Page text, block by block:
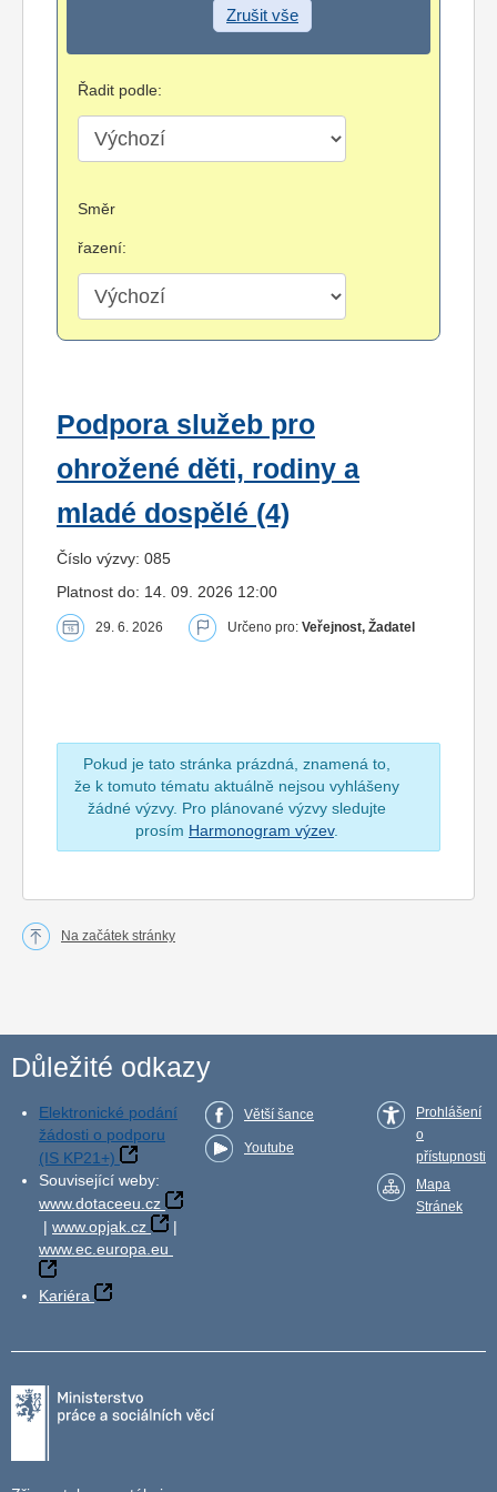
Zrušit vše
Řadit podle:
Směr
řazení:
Podpora služeb pro
ohrožené děti, rodiny a
mladé dospělé (4)
Číslo výzvy: 085
Platnost do: 14. 09. 2026 12:00
29. 6. 2026 Určeno pro: Veřejnost, Žadatel
Pokud je tato stránka prázdná, znamená to,
že k tomuto tématu aktuálně nejsou vyhlášeny
žádné výzvy. Pro plánované výzvy sledujte
prosím Harmonogram výzev.
Na začátek stránky
Důležité odkazy
Elektronické podání
žádosti o podporu
(IS KP21+)
Související weby:
www.dotaceeu.cz
| www.opjak.cz
|
www.ec.europa.eu
Kariéra
Větší šance
Youtube
Prohlášení
o
přístupnosti
Mapa
Stránek